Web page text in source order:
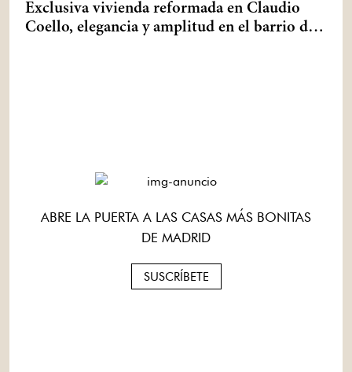
Exclusiva vivienda reformada en Claudio
Coello, elegancia y amplitud en el barrio de
ABRE LA PUERTA A LAS CASAS MÁS BONITAS
DE MADRID
SUSCRÍBETE